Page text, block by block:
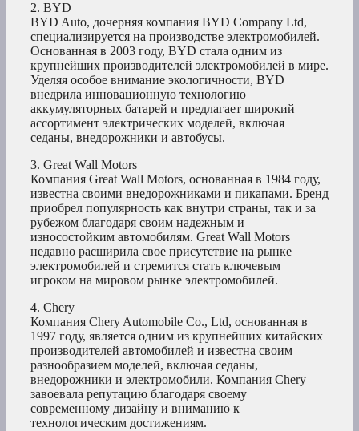
2. BYD
BYD Auto, дочерняя компания BYD Company Ltd,
специализируется на производстве электромобилей.
Основанная в 2003 году, BYD стала одним из
крупнейших производителей электромобилей в мире.
Уделяя особое внимание экологичности, BYD
внедрила инновационную технологию
аккумуляторных батарей и предлагает широкий
ассортимент электрических моделей, включая
седаны, внедорожники и автобусы.
3. Great Wall Motors
Компания Great Wall Motors, основанная в 1984 году,
известна своими внедорожниками и пикапами. Бренд
приобрел популярность как внутри страны, так и за
рубежом благодаря своим надежным и
износостойким автомобилям. Great Wall Motors
недавно расширила свое присутствие на рынке
электромобилей и стремится стать ключевым
игроком на мировом рынке электромобилей.
4. Chery
Компания Chery Automobile Co., Ltd, основанная в
1997 году, является одним из крупнейших китайских
производителей автомобилей и известна своим
разнообразием моделей, включая седаны,
внедорожники и электромобили. Компания Chery
завоевала репутацию благодаря своему
современному дизайну и вниманию к
технологическим достижениям.